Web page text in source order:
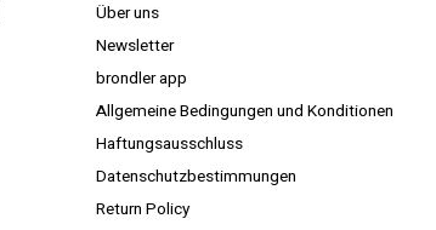
Über uns
Newsletter
brondler app
Allgemeine Bedingungen und Konditionen
Haftungsausschluss
Datenschutzbestimmungen
Return Policy